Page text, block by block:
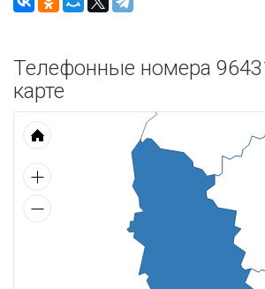
Телефонные номера
карте